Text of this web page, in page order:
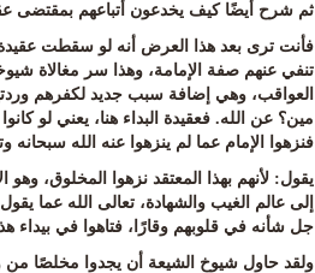
ثم شرح أيضًا كيف يخدعون أتباعهم بمقتضى
فأنت ترى بعد هذا العرض أنه لو سقطت عقيدة
تنفي عنهم صفة الإمامة، وهذا سر مغالاة
العواقب، وهي إضافة سبب جديد لكفرهم
مين؟ عن الله. فعقيدة البداء هنا، يعني لو
فنزهوا الإمام عما لم ينزهوا عنه الله سبحانه
يقول:لأنهم بهذا المعتقد نزهوا المخلوق،
إلى عالم الغيب والشهادة، تعالى الله عما يقول
جل شأنه في قلوبهم وقارًا، فتاهوا في بيداء
ولقد حاول شيوخ الشيعة أن يجدوا مخلصًا من